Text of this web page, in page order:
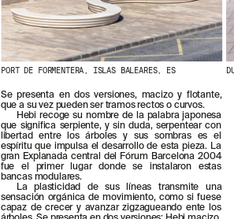
PORT DE FORMENTERA, ISLAS BALEARES, ES
Se presenta en dos versiones, macizo y flotante,
que a su vez pueden ser tramos rectos o curvos.
Hebi recoge su nombre de la palabra japonesa
que significa serpiente, y sin duda, serpentear con
libertad entre los árboles y sus sombras es el
espíritu que impulsa el desarrollo de esta pieza. La
gran Explanada central del Fórum Barcelona 2004
fue el primer lugar donde se instalaron estas
bancas modulares.
La plasticidad de sus líneas transmite una
sensación orgánica de movimiento, como si fuese
capaz de crecer y avanzar zigzagueando ente los